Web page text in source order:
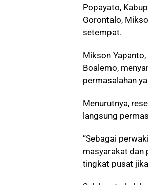
Popayato,
Gorontalo,
setempat.
Mikson
Boalemo,
permasalahan
Menurutnya,
langsung
“Sebagai
masyarakat dan
tingkat pusat